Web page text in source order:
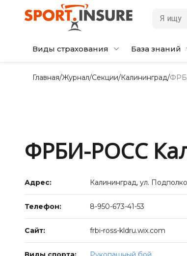
Виды страхования База знаний
Главная/Журнал/Секции/Калининград/
ФРБИ-РОСС
Адрес: Калининград, ул.
Телефон: 8-950-673-41-53
Сайт: frbi-ross-kldru.wix.com